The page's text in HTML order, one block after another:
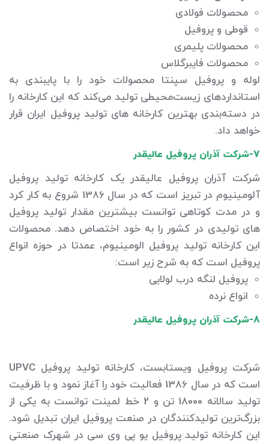
محصولات فولادی
قوطی و پروفیل
محصولات پلیمری
محصولات فایبرگلاس
لوله و پروفیل سپنتا محصولات خود را با پایبندی به
استانداردهای زیست‌محیطی تولید می‌کند که این کارخانه را
در دسته‌بندی بهترین کارخانه های تولید پروفیل ایران قرار
خواهد داد.
7-شرکت آذران پروفیل عالیقدر
شرکت آذران پروفیل عالیقدر یک کارخانه تولید پروفیل
آلومینیوم در تبریز است که در سال 1386 شروع به کار کرد
و در مدت کوتاهی توانست بیشترین مقدار تولید پروفیل
های تولیدی در کشور را به خود اختصاص دهد. محصولات
این کارخانه تولید پروفیل الومینیوم، عمدتا در حوزه انواع
پروفیل است که به شرح زیر است:
پروفیل لنگه درب لولایی
انواع نرده
8-شرکت آذران پروفیل عالیقدر
شرکت پروفیل ویستابست، کارخانه تولید پروفیل UPVC
است که در سال 1386 فعالیت خود را آغاز نمود و با ظرفیت
تولید سالانه 18000 تن و 2 خط لمینت توانست به یکی از
بزرگ‌ترین تولیدکنندگان در صنعت پروفیل ایران تبدیل شود.
این کارخانه تولید پروفیل یو پی وی سی در شهرک صنعتی